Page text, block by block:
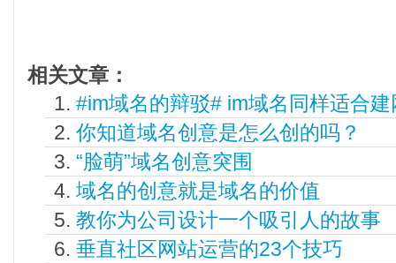
相关文章：
#im域名的辩驳# im域名同样适合建
你知道域名创意是怎么创的吗？
“脸萌”域名创意突围
域名的创意就是域名的价值
教你为公司设计一个吸引人的故事
垂直社区网站运营的23个技巧